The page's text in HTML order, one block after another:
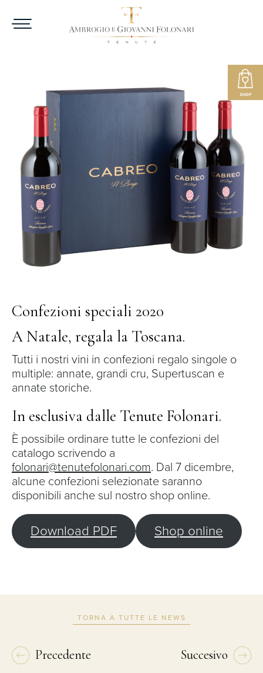
Confezioni speciali 2020
A Natale, regala la Toscana.
Tutti i nostri vini in confezioni regalo singole o
multiple: annate, grandi cru, Supertuscan e
annate storiche.
In esclusiva dalle Tenute Folonari.
È possibile ordinare tutte le confezioni del
catalogo scrivendo a
folonari@tenutefolonari.com. Dal 7 dicembre,
alcune confezioni selezionate saranno
disponibili anche sul nostro shop online.
Download PDF Shop online
TORNA A TUTTE LE NEWS
Precedente Succesivo